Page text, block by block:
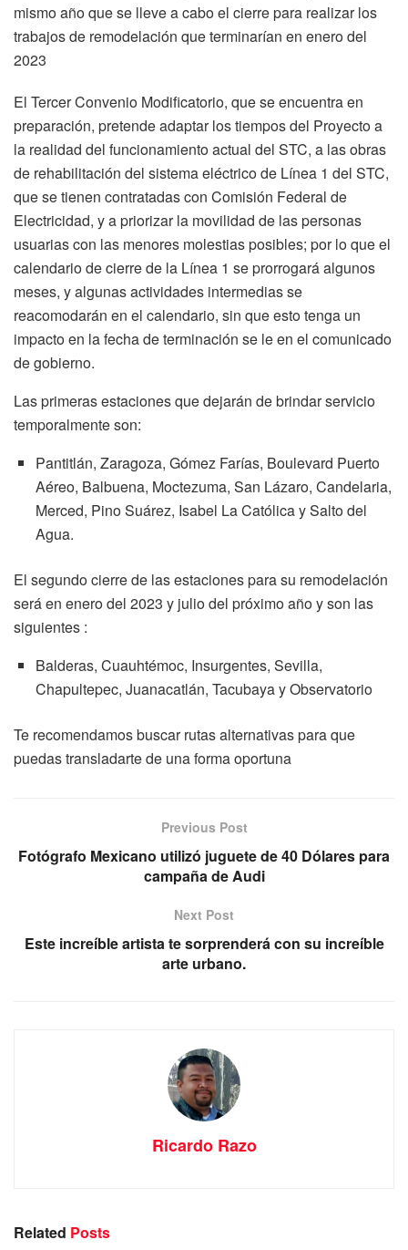
mismo año que se lleve a cabo el cierre para realizar los
trabajos de remodelación que terminarían en enero del
2023
El Tercer Convenio Modificatorio, que se encuentra en
preparación, pretende adaptar los tiempos del Proyecto a
la realidad del funcionamiento actual del STC, a las obras
de rehabilitación del sistema eléctrico de Línea 1 del STC,
que se tienen contratadas con Comisión Federal de
Electricidad, y a priorizar la movilidad de las personas
usuarias con las menores molestias posibles; por lo que el
calendario de cierre de la Línea 1 se prorrogará algunos
meses, y algunas actividades intermedias se
reacomodarán en el calendario, sin que esto tenga un
impacto en la fecha de terminación se le en el comunicado
de gobierno.
Las primeras estaciones que dejarán de brindar servicio
temporalmente son:
Pantitlán, Zaragoza, Gómez Farías, Boulevard Puerto
Aéreo, Balbuena, Moctezuma, San Lázaro, Candelaria,
Merced, Pino Suárez, Isabel La Católica y Salto del
Agua.
El segundo cierre de las estaciones para su remodelación
será en enero del 2023 y julio del próximo año y son las
siguientes :
Balderas, Cuauhtémoc, Insurgentes, Sevilla,
Chapultepec, Juanacatlán, Tacubaya y Observatorio
Te recomendamos buscar rutas alternativas para que
puedas transladarte de una forma oportuna
Previous Post
Fotógrafo Mexicano utilizó juguete de 40 Dólares para
campaña de Audi
Next Post
Este increíble artista te sorprenderá con su increíble
arte urbano.
Ricardo Razo
Related Posts